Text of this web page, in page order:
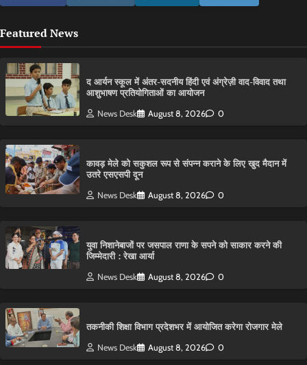
Featured News
द आर्यन स्कूल में अंतर-सदनीय हिंदी एवं अंग्रेज़ी वाद-विवाद तथा
आशुभाषण प्रतियोगिताओं का आयोजन
News Desk August 8, 2026 0
कावड़ मेले को सकुशल रूप से संपन्न कराने के लिए खुद मैदान में
उतरे एसएसपी दून
News Desk August 8, 2026 0
युवा निशानेबाजों पर जसपाल राणा के सपने को साकार करने की
जिम्मेदारी : रेखा आर्या
News Desk August 8, 2026 0
तकनीकी शिक्षा विभाग प्रदेशभर में आयोजित करेगा रोजगार मेले
News Desk August 8, 2026 0